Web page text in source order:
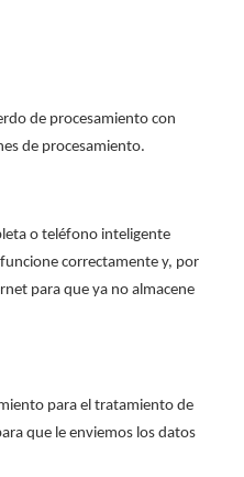
de procesamiento con
de procesamiento.
o teléfono inteligente
correctamente y, por
para que ya no almacene
para el tratamiento de
que le enviemos los datos